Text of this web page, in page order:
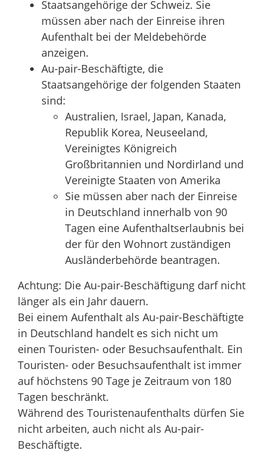
Staatsangehörige der Schweiz. Sie
müssen aber nach der Einreise ihren
Aufenthalt bei der Meldebehörde
anzeigen.
Au-pair-Beschäftigte, die
Staatsangehörige der folgenden Staaten
sind:
Australien, Israel, Japan, Kanada,
Republik Korea, Neuseeland,
Vereinigtes Königreich
Großbritannien und Nordirland und
Vereinigte Staaten von Amerika
Sie müssen aber nach der Einreise
in Deutschland innerhalb von 90
Tagen eine Aufenthaltserlaubnis bei
der für den Wohnort zuständigen
Ausländerbehörde beantragen.
Achtung: Die Au-pair-Beschäftigung darf nicht
länger als ein Jahr dauern.
Bei einem Aufenthalt als Au-pair-Beschäftigte
in Deutschland handelt es sich nicht um
einen Touristen- oder Besuchsaufenthalt. Ein
Touristen- oder Besuchsaufenthalt ist immer
auf höchstens 90 Tage je Zeitraum von 180
Tagen beschränkt.
Während des Touristenaufenthalts dürfen Sie
nicht arbeiten, auch nicht als Au-pair-
Beschäftigte.